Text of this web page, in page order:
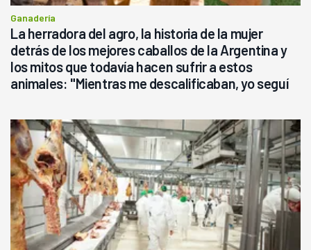
Ganadería
La herradora del agro, la historia de la mujer
detrás de los mejores caballos de la Argentina y
los mitos que todavía hacen sufrir a estos
animales: "Mientras me descalificaban, yo seguí